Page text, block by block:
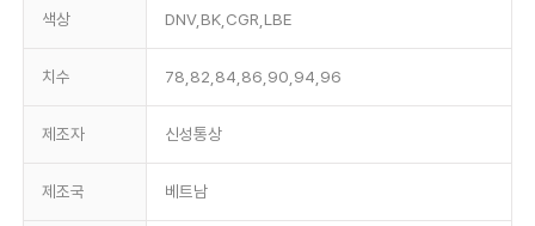
색상 DNV,BK,CGR,LBE
치수 78,82,84,86,90,94,96
제조자 신성통상
제조국 베트남